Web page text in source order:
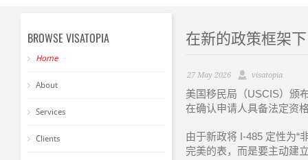
在新的政策框架
27 May 2026 visatopia
美国移民局（USCIS）颁
在确认申请人具备法定资
由于新政将 I-485 定性为“
完美的表，而是要主动建
BROWSE VISATOPIA
Home
About
Services
Clients